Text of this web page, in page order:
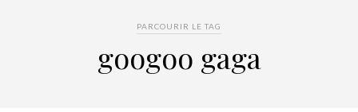
PARCOURIR LE TAG
googoo gaga